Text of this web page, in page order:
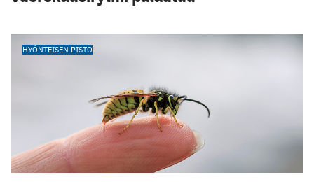
HYÖNTEISEN PISTO